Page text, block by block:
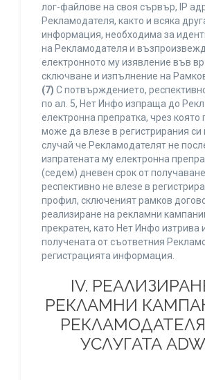
лог-файлове на своя сървър, IP
Рекламодателя, както и всяка
информация, необходима за
на Рекламодателя и
електронното му изявление във
сключване и изпълнение на
(7) С потвърждението,
по ал. 5, Нет Инфо изпраща до
електронна препратка, чрез която
може да влезе в регистрирания си
случай че Рекламодателят не
изпратената му електронна
(седем) дневен срок от
респективно не влезе в
профил, сключеният рамков
реализиране на рекламни
прекратен, като Нет Инфо изтрива
получената от съответния
регистрацията информация.
IV.
РЕКЛАМНИ
УСЛУГАТА